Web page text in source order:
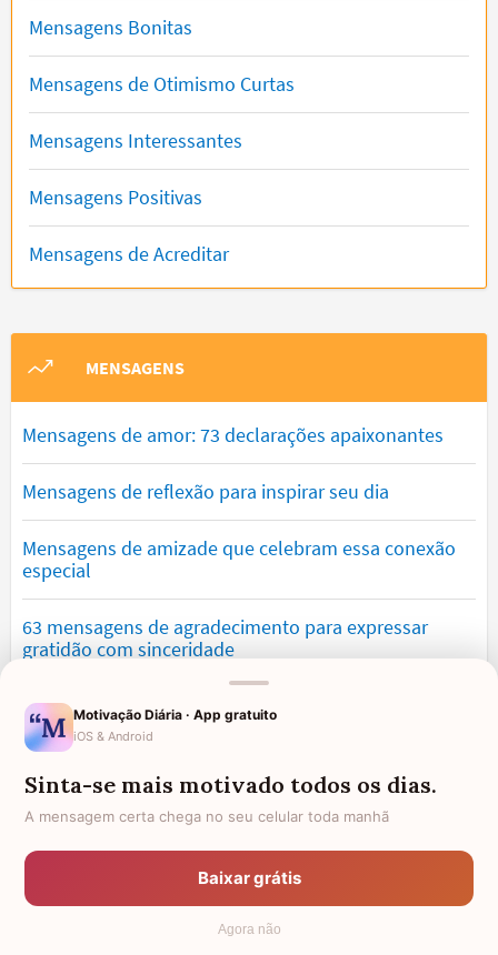
Mensagens Bonitas
Mensagens de Otimismo Curtas
Mensagens Interessantes
Mensagens Positivas
Mensagens de Acreditar
MENSAGENS
Mensagens de amor: 73 declarações apaixonantes
Mensagens de reflexão para inspirar seu dia
Mensagens de amizade que celebram essa conexão
especial
63 mensagens de agradecimento para expressar
gratidão com sinceridade
Mensagens de saudade que tocam o coração e
expressam falta
Mensagens de otimismo que vão encher você de
confiança
Mensagens para namorado: declare o seu amor com
Motivação Diária · App gratuito
iOS & Android
Sinta-se mais motivado todos os dias.
A mensagem certa chega no seu celular toda manhã
Baixar grátis
Agora não